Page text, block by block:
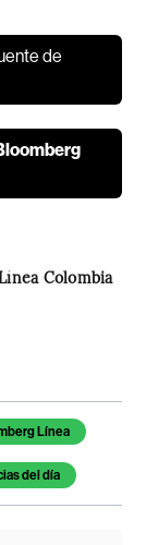
de
Colombia
Línea
del día